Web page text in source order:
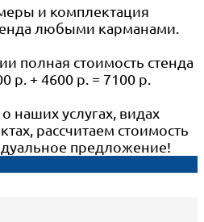
и комплектация
любыми карманами.
полная стоимость стенда
р. + 4600 р. = 7100 р.
наших услугах, видах
рассчитаем стоимость
предложение!